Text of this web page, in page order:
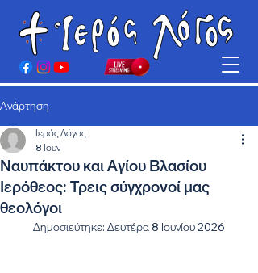
Ανάρτηση
Ναυπάκτου και Αγίου Βλασίου
Ιερόθεος: Τρεις σύγχρονοί μας
θεολόγοι
Ιερός Λόγος
8 Ιουν
Δημοσιεύτηκε: Δευτέρα 8 Ιουνίου 2026